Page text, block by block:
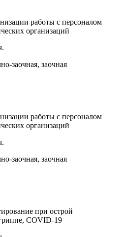
работы с персоналом
организаций
заочная, заочная
работы с персоналом
организаций
заочная, заочная
при острой
COVID-19